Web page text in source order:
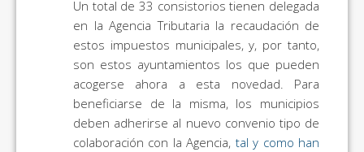
Un total de 33 consistorios tienen delegada
en la Agencia Tributaria la recaudación de
estos impuestos municipales, y, por tanto,
son estos ayuntamientos los que pueden
acogerse ahora a esta novedad. Para
beneficiarse de la misma, los municipios
deben adherirse al nuevo convenio tipo de
colaboración con la Agencia, tal y como han